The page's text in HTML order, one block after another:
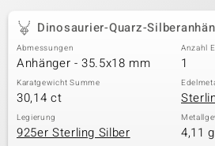
Dinosaurier-Quarz-
Abmessungen
Anhänger - 35.5x18 mm
Anzahl
1
Karatgewicht Summe
30,14 ct
Legierung
925er Sterling Silber 4,11 g